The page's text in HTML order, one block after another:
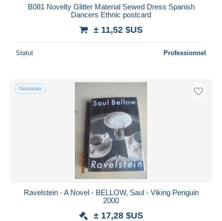
B081 Novelty Glitter Material Sewed Dress Spanish
Dancers Ethnic postcard
± 11,52 $US
Statut Professionnel
Nouveau
Ravelstein - A Novel - BELLOW, Saul - Viking Penguin
2000
± 17,28 $US